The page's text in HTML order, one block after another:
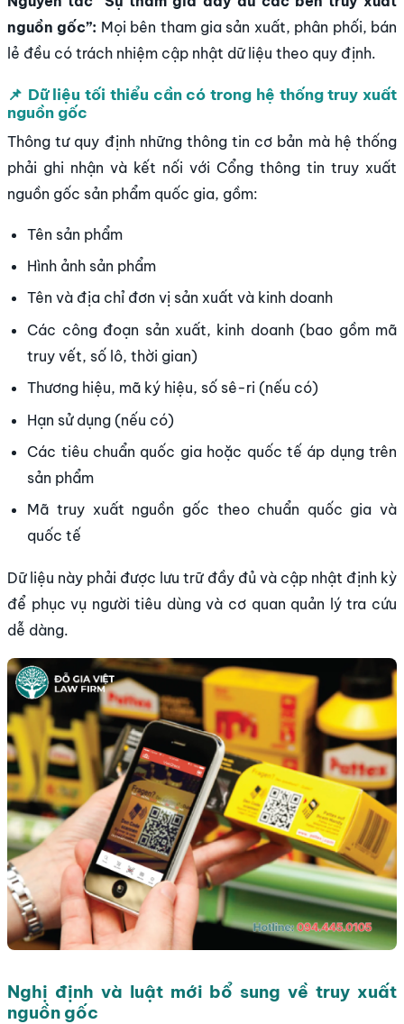
nguồn gốc”: Mọi bên tham gia sản xuất, phân phối, bán
lẻ đều có trách nhiệm cập nhật dữ liệu theo quy định.
📌 Dữ liệu tối thiểu cần có trong hệ thống truy xuất
nguồn gốc
Thông tư quy định những thông tin cơ bản mà hệ thống
phải ghi nhận và kết nối với Cổng thông tin truy xuất
nguồn gốc sản phẩm quốc gia, gồm:
Tên sản phẩm
Hình ảnh sản phẩm
Tên và địa chỉ đơn vị sản xuất và kinh doanh
Các công đoạn sản xuất, kinh doanh (bao gồm mã
truy vết, số lô, thời gian)
Thương hiệu, mã ký hiệu, số sê-ri (nếu có)
Hạn sử dụng (nếu có)
Các tiêu chuẩn quốc gia hoặc quốc tế áp dụng trên
sản phẩm
Mã truy xuất nguồn gốc theo chuẩn quốc gia và
quốc tế
Dữ liệu này phải được lưu trữ đầy đủ và cập nhật định kỳ
để phục vụ người tiêu dùng và cơ quan quản lý tra cứu
dễ dàng.
Nghị định và luật mới bổ sung về truy xuất
nguồn gốc